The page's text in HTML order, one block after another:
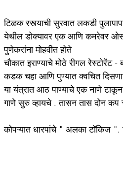
टिळक रस्त्याची सुरवात लकडी
येथील डोक्यावर एक आणि कमरेवर
पुणेकरांना मोहवीत होते
चौकात इराण्याचे मोठे रीगल
कडक चहा आणि पुण्यात क्वचित
या यंत्रात आठ पाण्याचे एक नाणे
गाणे सुरु व्हायचे . तासन तास दोन कप
कोपऱ्यात धारपांचे " अलका टॉकिज ".